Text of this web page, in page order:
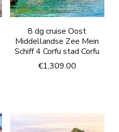
8 dg cruise Oost
Middellandse Zee Mein
Schiff 4 Corfu stad Corfu
€1,309.00